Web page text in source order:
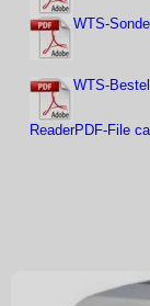
WTS-
WTS-
ReaderPDF-File